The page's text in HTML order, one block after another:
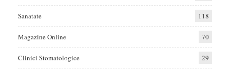
Sanatate 118
Magazine Online 70
Clinici Stomatologice 29